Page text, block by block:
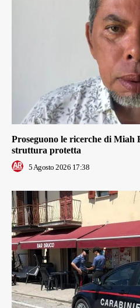
Proseguono le ricerche di Miah
struttura protetta
5 Agosto 2026 17:38